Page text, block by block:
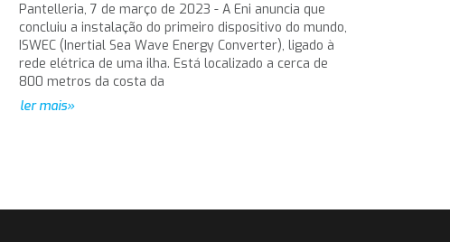
Pantelleria, 7 de março de 2023 - A Eni anuncia que
concluiu a instalação do primeiro dispositivo do mundo,
ISWEC (Inertial Sea Wave Energy Converter), ligado à
rede elétrica de uma ilha. Está localizado a cerca de
800 metros da costa da
ler mais»